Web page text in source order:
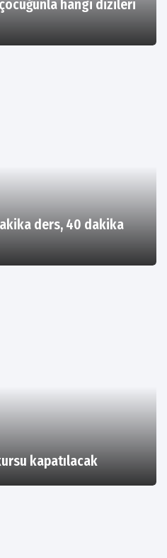
hangi dizileri
ders, 40 dakika
kapatılacak